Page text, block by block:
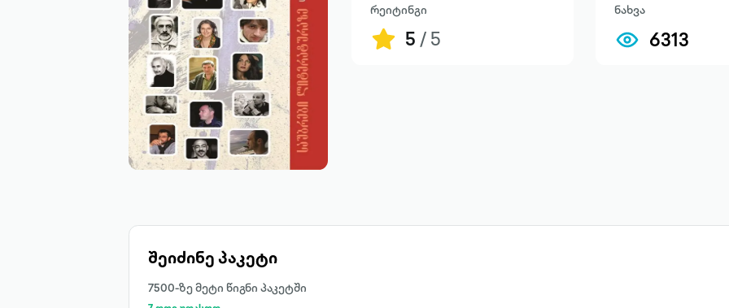
პაკეტები
რეიტინგი
5/ 5
ნახვა
6313
შეიძინე პაკეტი
7500-ზე მეტი წიგნი პაკეტში